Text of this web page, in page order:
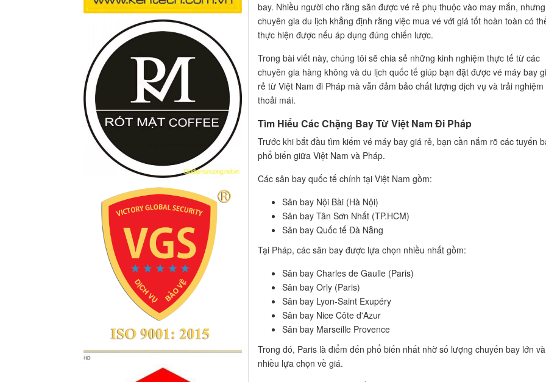
bay. Nhiều người cho rằng săn được vé rẻ phụ thuộc vào may mắn,
chuyên gia du lịch khẳng định rằng việc mua vé với giá tốt hoàn toàn có
thực hiện được nếu áp dụng đúng chiến lược.
Trong bài viết này, chúng tôi sẽ chia sẻ những kinh nghiệm thực tế từ các
chuyên gia hàng không và du lịch quốc tế giúp bạn đặt được vé máy bay
rẻ từ Việt Nam đi Pháp mà vẫn đảm bảo chất lượng dịch vụ và trải nghiệm
thoải mái.
Tìm Hiểu Các Chặng Bay Từ Việt Nam Đi Pháp
Trước khi bắt đầu tìm kiếm vé máy bay giá rẻ, bạn cần nắm rõ các tuyến
phổ biến giữa Việt Nam và Pháp.
Các sân bay quốc tế chính tại Việt Nam gồm:
Sân bay Nội Bài (Hà Nội)
Sân bay Tân Sơn Nhất (TP.HCM)
Sân bay Quốc tế Đà Nẵng
Tại Pháp, các sân bay được lựa chọn nhiều nhất gồm:
Sân bay Charles de Gaulle (Paris)
Sân bay Orly (Paris)
Sân bay Lyon-Saint Exupéry
Sân bay Nice Côte d'Azur
Sân bay Marseille Provence
Trong đó, Paris là điểm đến phổ biến nhất nhờ số lượng chuyến bay lớn và
nhiều lựa chọn về giá.